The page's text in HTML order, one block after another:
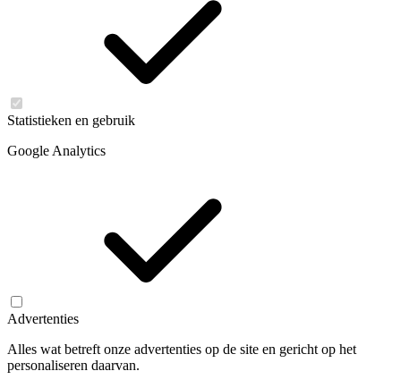
Statistieken en gebruik
Google Analytics
Advertenties
Alles wat betreft onze advertenties op de site en gericht op het
personaliseren daarvan.